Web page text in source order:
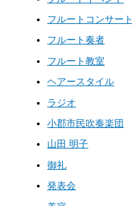
フルートコンサート
フルート奏者
フルート教室
ヘアースタイル
ラジオ
小郡市民吹奏楽団
山田 明子
御礼
発表会